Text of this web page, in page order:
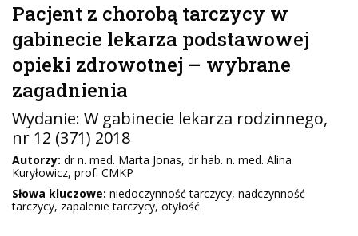
Pacjent z chorobą tarczycy w
gabinecie lekarza podstawowej
opieki zdrowotnej – wybrane
zagadnienia
Wydanie: W gabinecie lekarza rodzinnego,
nr 12 (371) 2018
Autorzy: dr n. med. Marta Jonas, dr hab. n. med. Alina
Kuryłowicz, prof. CMKP
Słowa kluczowe: niedoczynność tarczycy, nadczynność
tarczycy, zapalenie tarczycy, otyłość